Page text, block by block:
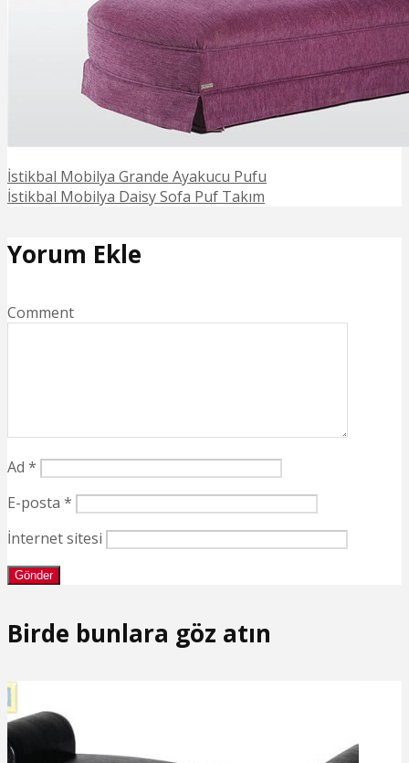
İstikbal Mobilya Grande Ayakucu Pufu
İstikbal Mobilya Daisy Sofa Puf Takım
Yorum Ekle
Comment
Ad *
E-posta *
İnternet sitesi
Birde bunlara göz atın